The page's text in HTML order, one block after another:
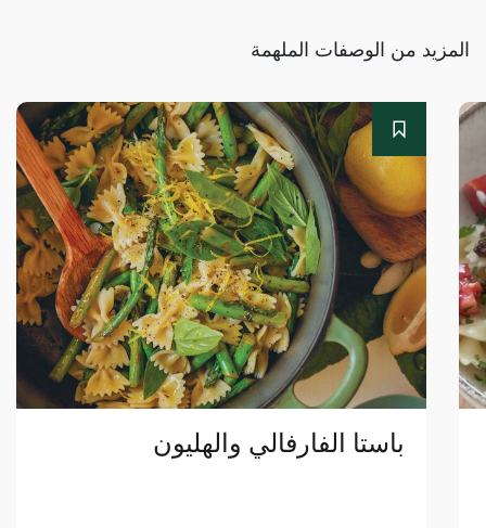
المزيد من الوصفات الملهمة
باستا الفارفالي والهليون